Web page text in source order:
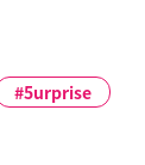
5urprise